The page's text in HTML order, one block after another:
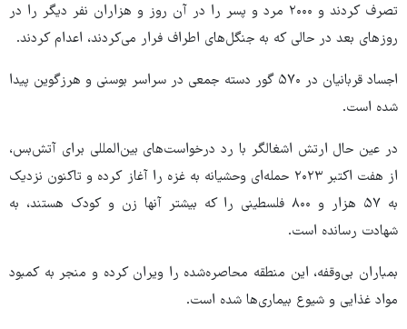
تصرف کردند و ۲۰۰۰ مرد و پسر را در آن روز و هزاران نفر دیگر را در
روزهای بعد در حالی که به جنگل‌های اطراف فرار می‌کردند، اعدام کردند.
اجساد قربانیان در ۵۷۰ گور دسته جمعی در سراسر بوسنی و هرزگوین پیدا
شده است.
در عین حال ارتش اشغالگر با رد درخواست‌های بین‌المللی برای آتش‌بس،
از هفت اکتبر ۲۰۲۳ حمله‌ای وحشیانه به غزه را آغاز کرده و تاکنون نزدیک
به ۵۷ هزار و ۸۰۰ فلسطینی را که بیشتر آنها زن و کودک هستند، به
شهادت رسانده است.
بمباران بی‌وقفه، این منطقه محاصره‌شده را ویران کرده و منجر به کمبود
مواد غذایی و شیوع بیماری‌ها شده است.